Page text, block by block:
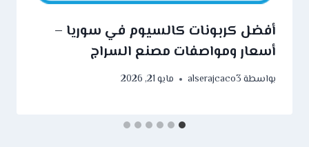
أفضل كربونات كالسيوم في سوريا –
أسعار ومواصفات مصنع السراج
بواسطةalserajcaco3 مايو 21, 2026